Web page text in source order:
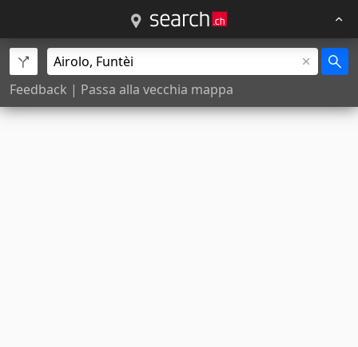
Feedback | Passa alla vecchia mappa